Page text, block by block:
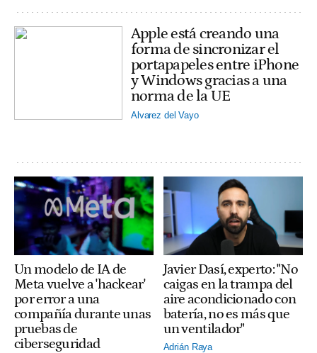
Apple está creando una
forma de sincronizar el
portapapeles entre iPhone
y Windows gracias a una
norma de la UE
Alvarez del Vayo
Un modelo de IA de
Meta vuelve a 'hackear'
por error a una
compañía durante unas
pruebas de
ciberseguridad
Javier Dasí, experto: "No
caigas en la trampa del
aire acondicionado con
batería, no es más que
un ventilador"
Adrián Raya